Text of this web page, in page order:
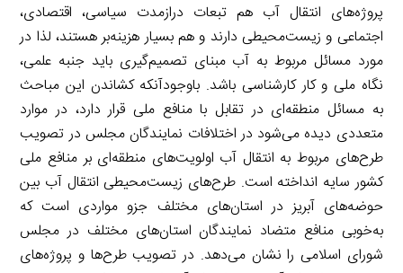
پروژه‌های انتقال آب هم تبعات درازمدت سیاسی، اقتصادی،
اجتماعی و زیست‌محیطی دارند و هم بسیار هزینه‌بر هستند، لذا در
مورد مسائل مربوط به آب مبنای تصمیم‌گیری باید جنبه علمی،
نگاه ملی و کار کارشناسی باشد. باوجودآنکه کشاندن این مباحث
به مسائل منطقه‌ای در تقابل با منافع ملی قرار دارد، در موارد
متعددی دیده می‌شود در اختلافات نمایندگان مجلس در تصویب
طرح‌های مربوط به انتقال آب اولویت‌های منطقه‌ای بر منافع ملی
کشور سایه انداخته است. طرح‌های زیست‌محیطی انتقال آب بین
حوضه‌های آبریز در استان‌های مختلف جزو مواردی است که
به‌خوبی منافع متضاد نمایندگان استان‌های مختلف در مجلس
شورای اسلامی را نشان می‌دهد. در تصویب طرح‌ها و پروژه‌های